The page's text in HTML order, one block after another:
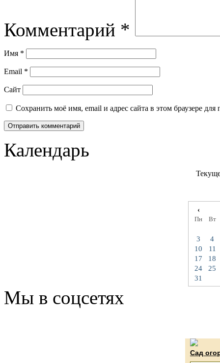
Комментарий *
Имя *
Email *
Сайт
Сохранить моё имя, email и адрес сайта в этом браузере
Календарь
‹
Пн Вт
3
4
10
11
17
18
24
25
31
Мы в соцсетях
Сад